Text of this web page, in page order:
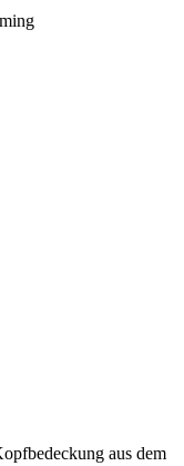
aus dem